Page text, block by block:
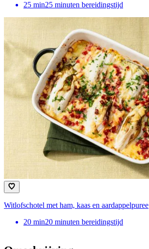
25 min25 minuten bereidingstijd
Witlofschotel met ham, kaas en aardappelpuree
20 min20 minuten bereidingstijd